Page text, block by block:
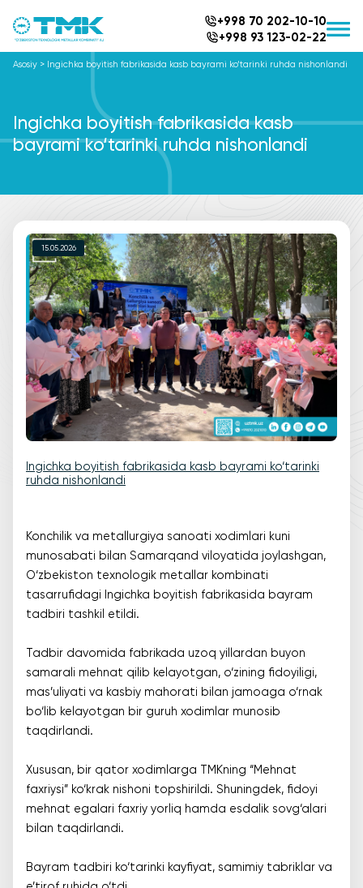
+998 70 202-10-10
+998 93 123-02-22
Asosiy > Ingichka boyitish fabrikasida kasb bayrami ko‘tarinki ruhda nishonlandi
Ingichka boyitish fabrikasida kasb
bayrami ko‘tarinki ruhda nishonlandi
15.05.2026
Ingichka boyitish fabrikasida kasb bayrami ko‘tarinki
ruhda nishonlandi
Konchilik va metallurgiya sanoati xodimlari kuni
munosabati bilan Samarqand viloyatida joylashgan,
O‘zbekiston texnologik metallar kombinati
tasarrufidagi Ingichka boyitish fabrikasida bayram
tadbiri tashkil etildi.
Tadbir davomida fabrikada uzoq yillardan buyon
samarali mehnat qilib kelayotgan, o‘zining fidoyiligi,
mas’uliyati va kasbiy mahorati bilan jamoaga o‘rnak
bo‘lib kelayotgan bir guruh xodimlar munosib
taqdirlandi.
Xususan, bir qator xodimlarga TMKning “Mehnat
faxriysi” ko‘krak nishoni topshirildi. Shuningdek, fidoyi
mehnat egalari faxriy yorliq hamda esdalik sovg‘alari
bilan taqdirlandi.
Bayram tadbiri ko‘tarinki kayfiyat, samimiy tabriklar va